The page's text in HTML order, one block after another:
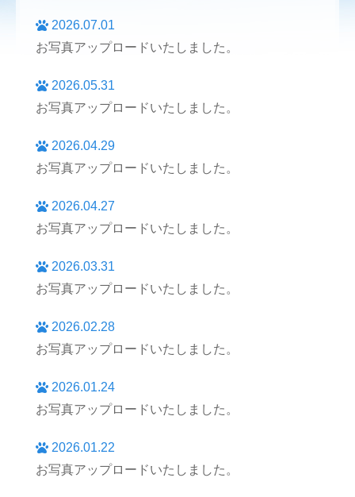
2026.07.01
お写真アップロードいたしました。
2026.05.31
お写真アップロードいたしました。
2026.04.29
お写真アップロードいたしました。
2026.04.27
お写真アップロードいたしました。
2026.03.31
お写真アップロードいたしました。
2026.02.28
お写真アップロードいたしました。
2026.01.24
お写真アップロードいたしました。
2026.01.22
お写真アップロードいたしました。